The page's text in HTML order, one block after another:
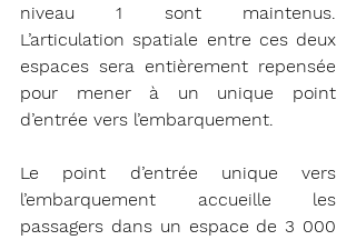
niveau 1 sont maintenus.
L’articulation spatiale entre ces deux
espaces sera entièrement repensée
pour mener à un unique point
d’entrée vers l’embarquement.
Le point d’entrée unique vers
l’embarquement accueille les
passagers dans un espace de 3 000